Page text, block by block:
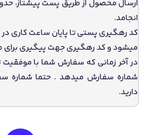
انجامد.
کد رهگیری پستی تا پایان ساعت کاری
میشود و کد رهگیری جهت پیگیری
در آخر زمانی که سفارش شما با
شماره سفارش میدهد . حتما شماره
دارید.